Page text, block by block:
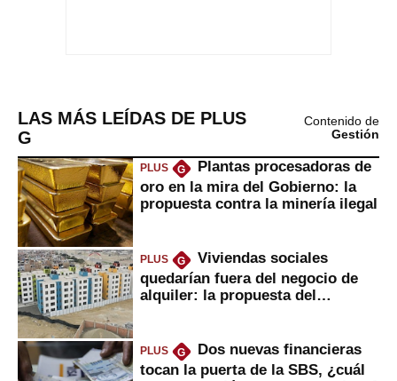
LAS MÁS LEÍDAS DE PLUS
G
Contenido de
Gestión
PLUS G
Plantas procesadoras de
oro en la mira del Gobierno: la
propuesta contra la minería ilegal
PLUS G
Viviendas sociales
quedarían fuera del negocio de
alquiler: la propuesta del
PLUS G
Dos nuevas financieras
tocan la puerta de la SBS, ¿cuál